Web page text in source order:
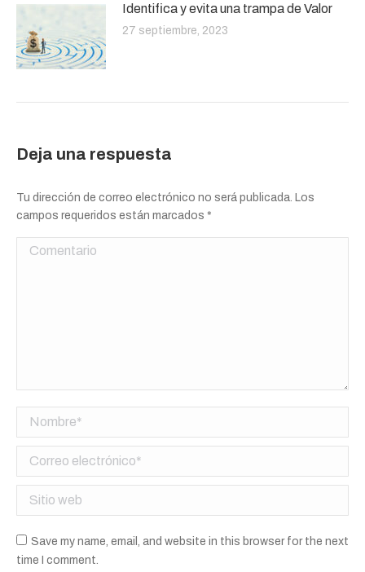
Identifica y evita una trampa de Valor
27 septiembre, 2023
Deja una respuesta
Tu dirección de correo electrónico no será publicada. Los
campos requeridos están marcados *
Comentario
Nombre *
Correo electrónico *
Sitio web
Save my name, email, and website in this browser for the next
time I comment.